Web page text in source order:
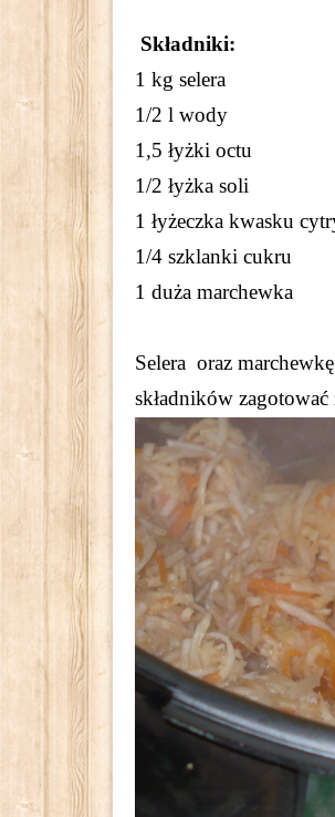
Składniki:
1 kg selera
1/2 l wody
1,5 łyżki octu
1/2 łyżka soli
1 łyżeczka kwasku
1/4 szklanki cukru
1 duża marchewka
Selera oraz
składników zagotować